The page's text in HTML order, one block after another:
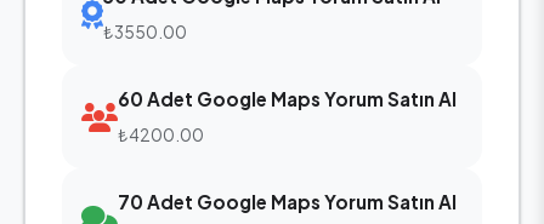
₺3550.00
60 Adet Google Maps Yorum Satın Al
₺4200.00
70 Adet Google Maps Yorum Satın Al